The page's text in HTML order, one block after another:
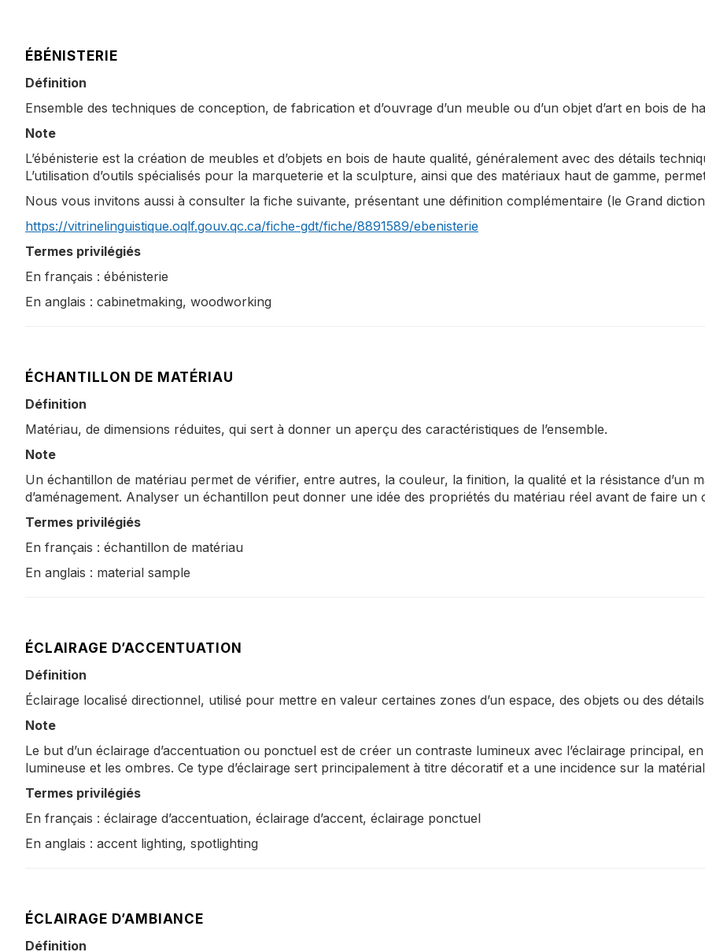
ÉBÉNISTERIE
Définition
Ensemble des techniques de conception, de fabrication et d’ouvrage d’un meuble ou d’un objet d’art en bois de
Note
L’ébénisterie est la création de meubles et d’objets en bois de haute qualité, généralement avec des détails
L’utilisation d’outils spécialisés pour la marqueterie et la sculpture, ainsi que des matériaux haut de gamme,
Nous vous invitons aussi à consulter la fiche suivante, présentant une définition complémentaire (le Grand
https://vitrinelinguistique.oqlf.gouv.qc.ca/fiche-gdt/fiche/8891589/ebenisterie
Termes privilégiés
En français : ébénisterie
En anglais : cabinetmaking, woodworking
ÉCHANTILLON DE MATÉRIAU
Définition
Matériau, de dimensions réduites, qui sert à donner un aperçu des caractéristiques de l’ensemble.
Note
Un échantillon de matériau permet de vérifier, entre autres, la couleur, la finition, la qualité et la résistance d’un
d’aménagement. Analyser un échantillon peut donner une idée des propriétés du matériau réel avant de faire
Termes privilégiés
En français : échantillon de matériau
En anglais : material sample
ÉCLAIRAGE D’ACCENTUATION
Définition
Éclairage localisé directionnel, utilisé pour mettre en valeur certaines zones d’un espace, des objets ou des
Note
Le but d’un éclairage d’accentuation ou ponctuel est de créer un contraste lumineux avec l’éclairage principal,
lumineuse et les ombres. Ce type d’éclairage sert principalement à titre décoratif et a une incidence sur la
Termes privilégiés
En français : éclairage d’accentuation, éclairage d’accent, éclairage ponctuel
En anglais : accent lighting, spotlighting
ÉCLAIRAGE D’AMBIANCE
Définition